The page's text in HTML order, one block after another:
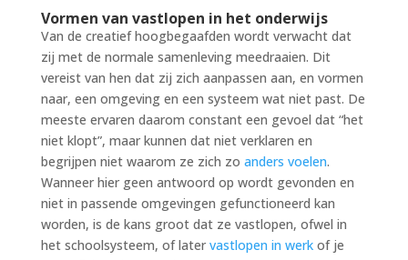
Vormen van vastlopen in het onderwijs
Van de creatief hoogbegaafden wordt verwacht dat
zij met de normale samenleving meedraaien. Dit
vereist van hen dat zij zich aanpassen aan, en vormen
naar, een omgeving en een systeem wat niet past. De
meeste ervaren daarom constant een gevoel dat “het
niet klopt”, maar kunnen dat niet verklaren en
begrijpen niet waarom ze zich zo anders voelen.
Wanneer hier geen antwoord op wordt gevonden en
niet in passende omgevingen gefunctioneerd kan
worden, is de kans groot dat ze vastlopen, ofwel in
het schoolsysteem, of later vastlopen in werkof je